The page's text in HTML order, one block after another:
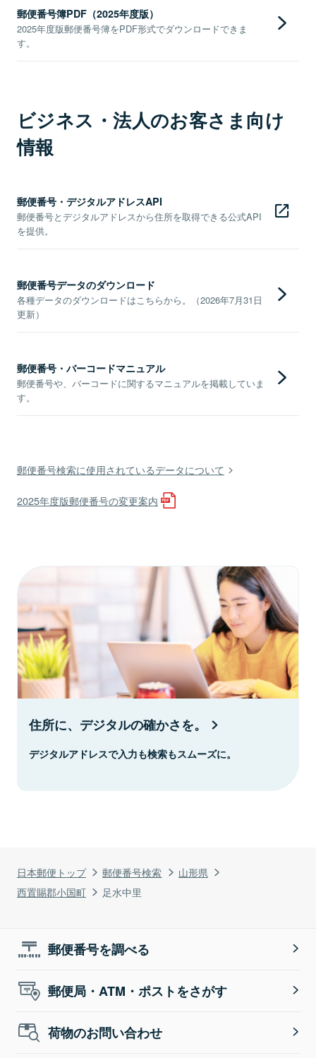
日本郵便トップ 郵便番号検索
山形県
西置賜郡小国町
足水中里
郵便番号簿PDF（2025年度版）
2025年度版郵便番号簿をPDF形式でダウンロードできま
す。
ビジネス・法人のお客さま向け
情報
郵便番号・デジタルアドレスAPI
郵便番号とデジタルアドレスから住所を取得できる公式API
を提供。
郵便番号データのダウンロード
各種データのダウンロードはこちらから。（2026年7月31日
更新）
郵便番号・バーコードマニュアル
郵便番号や、バーコードに関するマニュアルを掲載していま
す。
郵便番号検索に使用されているデータについて
2025年度版郵便番号の変更案内
住所に、デジタルの確かさを。
デジタルアドレスで入力も検索もスムーズに。
郵便番号を調べる
郵便局・ATM・ポストをさがす
荷物のお問い合わせ